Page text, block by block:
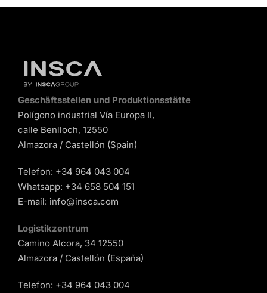
Geschäftsstellen und Produktionsstätte
Polígono industrial Vía Europa II,
calle Benlloch, 12550
Almazora / Castellón (Spain)
Telefon: +34 964 043 004
Whatsapp: +34 658 504 151
E-mail: info@insca.com
Logistikzentrum
Camino Alcora, 34 12550
Almazora / Castellón (España)
Telefon: +34 964 043 004